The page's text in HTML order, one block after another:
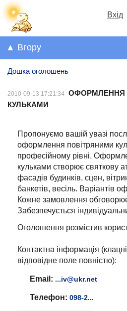
Вхід
▲ Вгору
Дошка оголошень
2010-09-13 17:21:34 ОФОРМЛЕННЯ
КУЛЬКАМИ
Пропонуємо вашій увазі
оформлення повітряними
професійному рівні.
кульками створює святкову
фасадів будинків, сцен,
банкетів, весіль. Варіантів
Кожне замовлення
Забезпечується
Оголошення розмістив
Контактна інформація
відповідне поле повністю):
Email: ...iv@ukr.net
Телефон: 098-2...